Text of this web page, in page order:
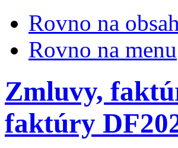
Rovno na obsah
Rovno na menu
Zmluvy,
faktúry